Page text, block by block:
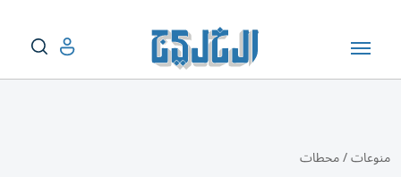
منوعات/محطات